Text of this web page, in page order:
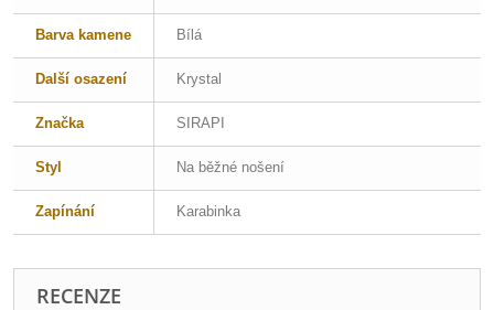
Barva kamene Bílá
Další osazení Krystal
Značka SIRAPI
Styl Na běžné nošení
Zapínání Karabinka
RECENZE